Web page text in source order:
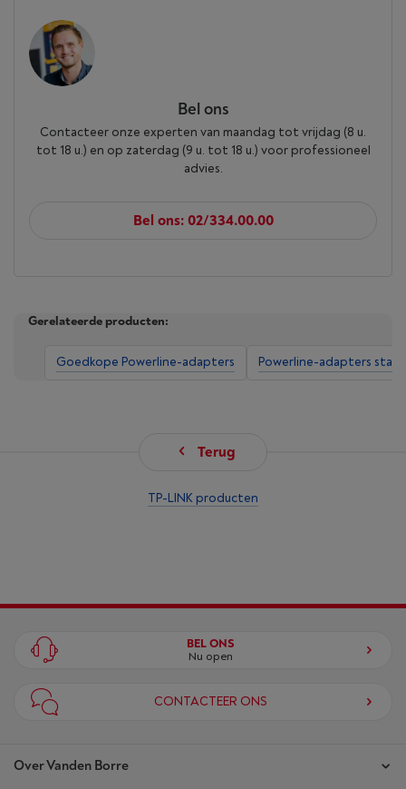
Bel ons
Contacteer onze experten van maandag tot vrijdag (8 u.
tot 18 u.) en op zaterdag (9 u. tot 18 u.) voor professioneel
advies.
Bel ons: 02/334.00.00
Gerelateerde producten:
Goedkope Powerline-adapters Powerline-adapters
Terug
TP-LINK producten
Over Vanden Borre
BEL ONS
Nu open
CONTACTEER ONS